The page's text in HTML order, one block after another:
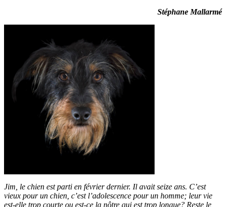
Stéphane Mallarmé
Jim, le chien est parti en février dernier. Il avait seize ans. C’est
vieux pour un chien, c’est l’adolescence pour un homme; leur vie
est-elle trop courte ou est-ce la nôtre qui est trop longue? Reste le